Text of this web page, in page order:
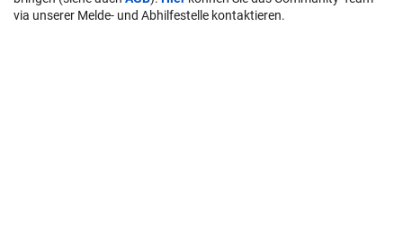
via unserer Melde- und Abhilfestelle kontaktieren.